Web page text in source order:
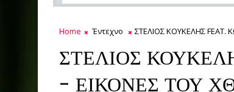
Home Έντεχνο ΣΤΕΛΙΟΣ ΚΟΥΚΕΛΗΣ FEAT.
ΣΤΕΛΙΟΣ
- ΕΙΚΟΝΕΣ ΤΟΥ